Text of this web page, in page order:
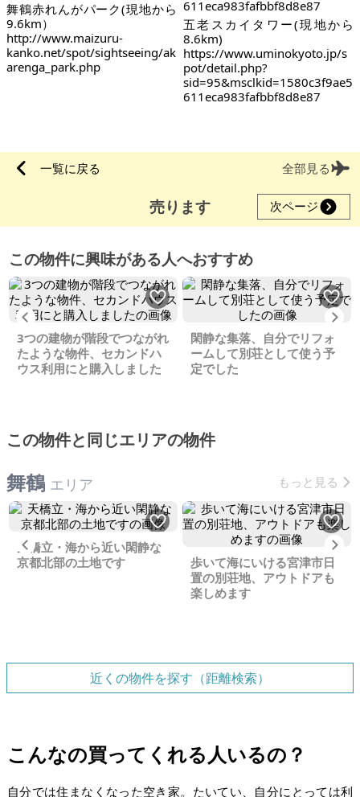
舞鶴赤れんがパーク(現地から
9.6km）
http://www.maizuru-
kanko.net/spot/sightseeing/ak
arenga_park.php
五老スカイタワー(現地から
8.6km)
https://www.uminokyoto.jp/s
pot/detail.php?
sid=95&msclkid=1580c3f9ae5
611eca983fafbbf8d8e87
一覧に戻る 全部見る
売ります 次ページ
この物件に興味がある人へおすすめ
Previous
3つの建物が階段でつながれ
たような物件、セカンドハ
ウス利用にと購入しました
閑静な集落、自分でリフォ
ームして別荘として使う予
定でした
この物件と同じエリアの物件
舞鶴 エリア もっと見る
Previous
天橋立・海から近い閑静な
京都北部の土地です
歩いて海にいける宮津市日
置の別荘地、アウトドアも
楽しめます
近くの物件を探す（距離検索）
こんなの買ってくれる人いるの？
自分では住まなくなった空き家。たいてい、自分にとっては利